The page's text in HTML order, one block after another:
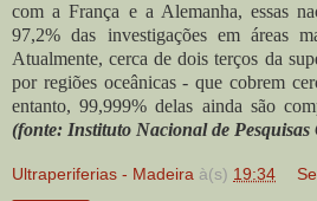
com a França e a Alemanha, essas
97,2% das investigações em áreas
Atualmente, cerca de dois terços da
por regiões oceânicas - que cobrem
entanto, 99,999% delas ainda são
(fonte: Instituto Nacional de Pesquisas
Ultraperiferias - Madeira à(s) 19:34